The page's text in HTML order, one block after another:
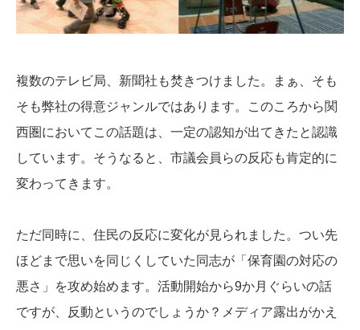
複数のテレビ局、新聞社も焚きつけました。まぁ、そも
そも弊社の得意ジャンルではあります。このころから関
西圏においてこの話題は、一定の認知が出てきたと認識
しています。そうなると、市議会員らの反応も肯定的に
変わってきます。
ただ同時に、住民の反応に変化が見られました。つい先
ほどまで思いを同じくしていた同志が「保育園の対応の
悪さ」を攻め始めます。活動開始から9か月ぐらいの話
ですが、反動というのでしょうか？メディア露出がかえ